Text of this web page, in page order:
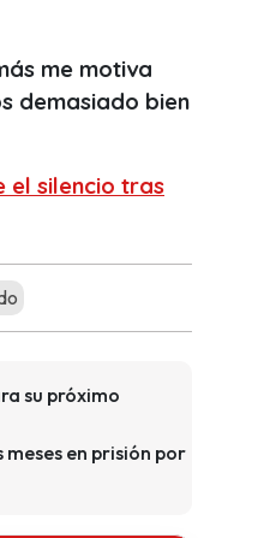
me motiva
demasiado bien
el silencio tras
su próximo
meses en prisión por